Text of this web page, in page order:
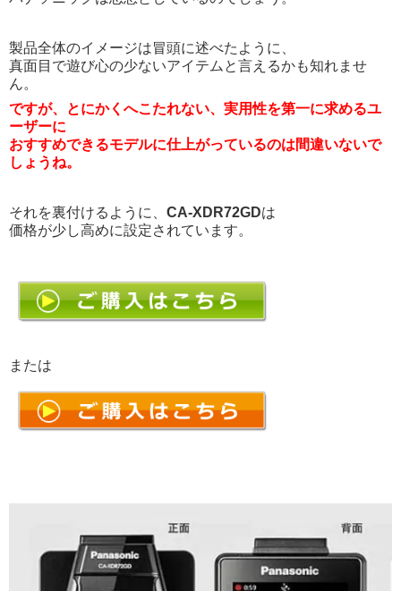
製品全体のイメージは冒頭に述べたように、
真面目で遊び心の少ないアイテムと言えるかも知れませ
ん。
ですが、とにかくへこたれない、実用性を第一に求めるユ
ーザーに
おすすめできるモデルに仕上がっているのは間違いないで
しょうね。
それを裏付けるように、 CA-XDR72GDは
価格が少し高めに設定されています。
または